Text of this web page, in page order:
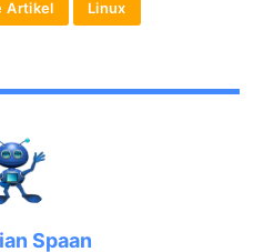
Artikel Linux
Spaan